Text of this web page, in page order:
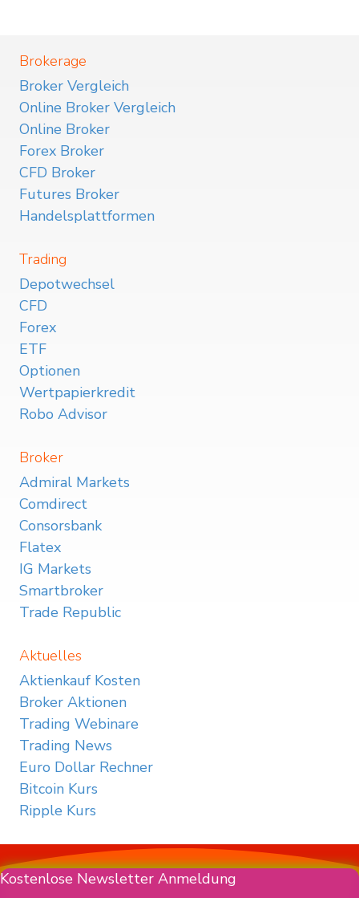
Brokerage
Broker Vergleich
Online Broker Vergleich
Online Broker
Forex Broker
CFD Broker
Futures Broker
Handelsplattformen
Trading
Depotwechsel
CFD
Forex
ETF
Optionen
Wertpapierkredit
Robo Advisor
Broker
Admiral Markets
Comdirect
Consorsbank
Flatex
IG Markets
Smartbroker
Trade Republic
Aktuelles
Aktienkauf Kosten
Broker Aktionen
Trading Webinare
Trading News
Euro Dollar Rechner
Bitcoin Kurs
Ripple Kurs
Kostenlose Newsletter Anmeldung